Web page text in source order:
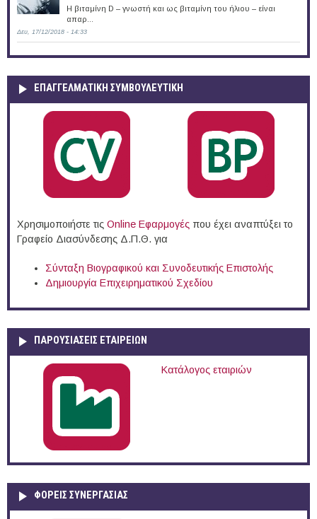
Η βιταμίνη D – γνωστή και ως βιταμίνη του ήλιου – είναι
απαρ...
Δευ, 17/12/2018 - 14:33
ΕΠΑΓΓΕΛΜΑΤΙΚΉ ΣΥΜΒΟΥΛΕΥΤΙΚΉ
Χρησιμοποιήστε τις Online Eφαρμογές που έχει αναπτύξει το
Γραφείο Διασύνδεσης Δ.Π.Θ. για
Σύνταξη Βιογραφικού και Συνοδευτικής Επιστολής
Δημιουργία Επιχειρηματικού Σχεδίου
ΠΑΡΟΥΣΙΆΣΕΙΣ ΕΤΑΙΡΕΙΏΝ
Κατάλογος εταιριών
ΦΟΡΕΙΣ ΣΥΝΕΡΓΑΣΙΑΣ